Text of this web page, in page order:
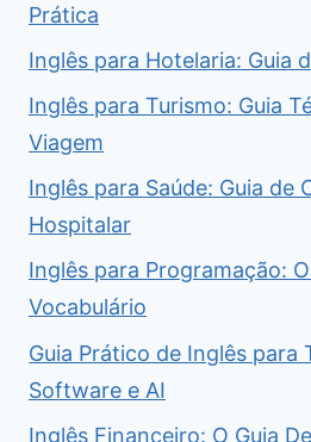
Prática
Inglês para Hotelaria: Guia
Inglês para Turismo: Guia
Viagem
Inglês para Saúde: Guia de
Hospitalar
Inglês para Programação:
Vocabulário
Guia Prático de Inglês para
Software e AI
Inglês Financeiro: O Guia